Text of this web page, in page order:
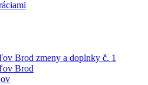
Brod zmeny a doplnky č. 1
Brod